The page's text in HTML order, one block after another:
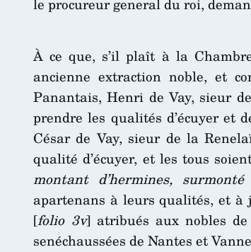
À ce que, s’il plaît à la
ancienne extraction noble, et
Panantais, Henri de Vay, sieur
prendre les qualités d’écuyer et
César de Vay, sieur de la
qualité d’écuyer, et les tous
montant d’hermines,
apartenans à leurs qualités, et à
[folio 3v] atribués aux nobles
senéchaussées de Nantes et